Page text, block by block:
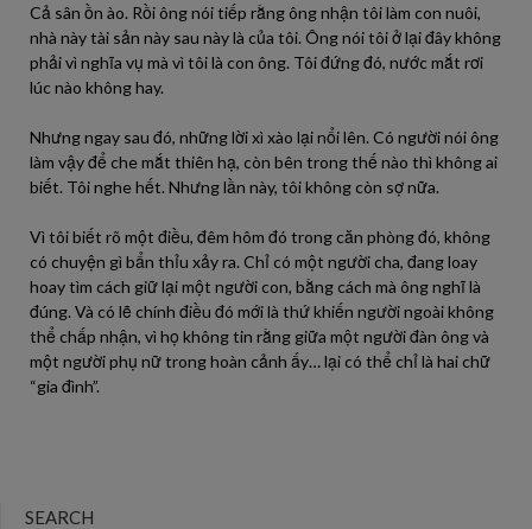
Cả sân ồn ào. Rồi ông nói tiếp rằng ông nhận tôi làm con nuôi,
nhà này tài sản này sau này là của tôi. Ông nói tôi ở lại đây không
phải vì nghĩa vụ mà vì tôi là con ông. Tôi đứng đó, nước mắt rơi
lúc nào không hay.
Nhưng ngay sau đó, những lời xì xào lại nổi lên. Có người nói ông
làm vậy để che mắt thiên hạ, còn bên trong thế nào thì không ai
biết. Tôi nghe hết. Nhưng lần này, tôi không còn sợ nữa.
Vì tôi biết rõ một điều, đêm hôm đó trong căn phòng đó, không
có chuyện gì bẩn thỉu xảy ra. Chỉ có một người cha, đang loay
hoay tìm cách giữ lại một người con, bằng cách mà ông nghĩ là
đúng. Và có lẽ chính điều đó mới là thứ khiến người ngoài không
thể chấp nhận, vì họ không tin rằng giữa một người đàn ông và
một người phụ nữ trong hoàn cảnh ấy… lại có thể chỉ là hai chữ
“gia đình”.
SEARCH